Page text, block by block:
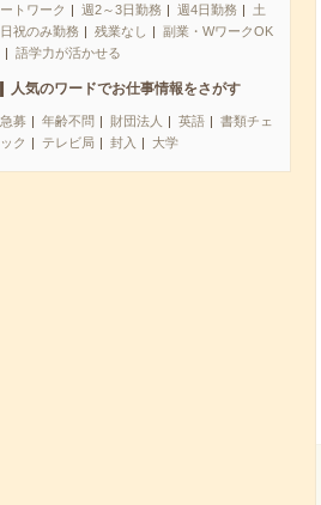
ートワーク
週2～3日勤務 週4日勤務
土
日祝のみ勤務
残業なし
副業・WワークOK
語学力が活かせる
人気のワードでお仕事情報をさがす
急募 年齢不問 財団法人 英語
書類チェ
ック
テレビ局 封入 大学